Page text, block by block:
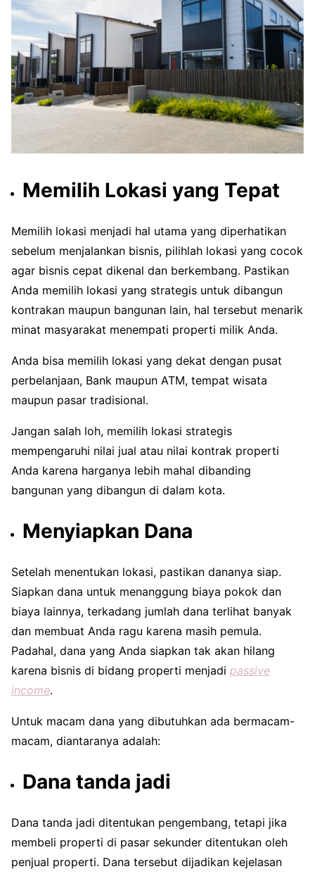
Memilih Lokasi yang Tepat
Memilih lokasi menjadi hal utama yang diperhatikan
sebelum menjalankan bisnis, pilihlah lokasi yang cocok
agar bisnis cepat dikenal dan berkembang. Pastikan
Anda memilih lokasi yang strategis untuk dibangun
kontrakan maupun bangunan lain, hal tersebut menarik
minat masyarakat menempati properti milik Anda.
Anda bisa memilih lokasi yang dekat dengan pusat
perbelanjaan, Bank maupun ATM, tempat wisata
maupun pasar tradisional.
Jangan salah loh, memilih lokasi strategis
mempengaruhi nilai jual atau nilai kontrak properti
Anda karena harganya lebih mahal dibanding
bangunan yang dibangun di dalam kota.
Menyiapkan Dana
Setelah menentukan lokasi, pastikan dananya siap.
Siapkan dana untuk menanggung biaya pokok dan
biaya lainnya, terkadang jumlah dana terlihat banyak
dan membuat Anda ragu karena masih pemula.
Padahal, dana yang Anda siapkan tak akan hilang
karena bisnis di bidang properti menjadi passive
income.
Untuk macam dana yang dibutuhkan ada bermacam-
macam, diantaranya adalah:
Dana tanda jadi
Dana tanda jadi ditentukan pengembang, tetapi jika
membeli properti di pasar sekunder ditentukan oleh
penjual properti. Dana tersebut dijadikan kejelasan